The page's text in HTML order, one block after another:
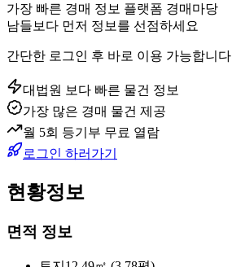
가장 빠른 경매 정보 플랫폼 경매마당
남들보다 먼저 정보를 선점하세요
간단한 로그인 후 바로 이용 가능합니다
대법원 보다 빠른 물건 정보
가장 많은 경매 물건 제공
월 5회 등기부 무료 열람
로그인 하러가기
현황정보
면적 정보